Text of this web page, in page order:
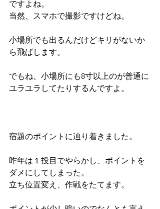
ですよね。
当然、スマホで撮影ですけどね。
小場所でも出るんだけどキリがないか
ら飛ばします。
でもね、小場所にも8寸以上のが普通に
ユラユラしてたりするんですよ。
宿題のポイントに辿り着きました。
昨年は１投目でやらかし、ポイントを
ダメにしてしまった。
立ち位置変え、作戦をたてます。